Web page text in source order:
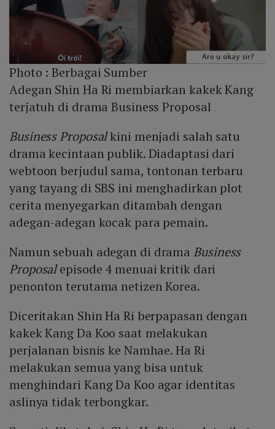
Photo :Berbagai Sumber
Adegan Shin Ha Ri membiarkan kakek Kang
terjatuh di drama Business Proposal
Business Proposalkini menjadi salah satu
drama kecintaan publik. Diadaptasi dari
webtoon berjudul sama, tontonan terbaru
yang tayang di SBS ini menghadirkan plot
cerita menyegarkan ditambah dengan
adegan-adegan kocak para pemain.
Namun sebuah adegan di drama Business
Proposalepisode 4 menuai kritik dari
penonton terutama netizen Korea.
Diceritakan Shin Ha Ri berpapasan dengan
kakek Kang Da Koo saat melakukan
perjalanan bisnis ke Namhae. Ha Ri
melakukan semua yang bisa untuk
menghindari Kang Da Koo agar identitas
aslinya tidak terbongkar.